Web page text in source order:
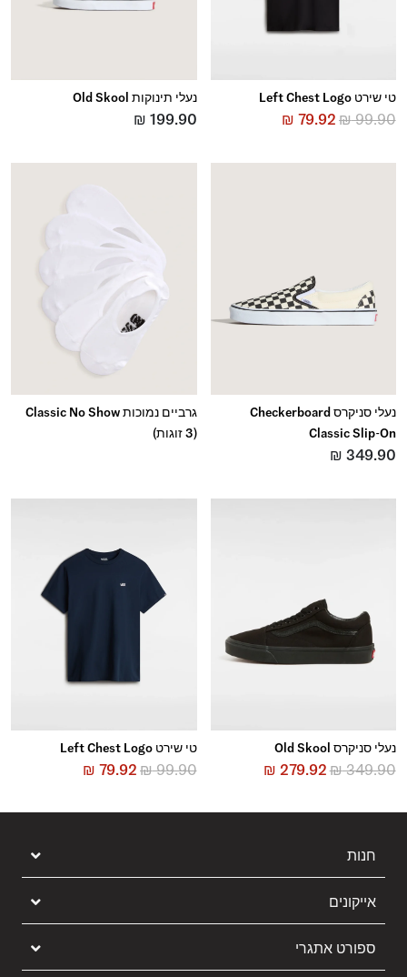
טי שירט Left Chest Logo
₪99.90
₪ 79.92
נעלי תינוקות Old Skool
₪ 199.90
נעלי סניקרס Checkerboard
Classic Slip-On
₪ 349.90
גרביים נמוכות Classic No Show
(3 זוגות)
נעלי סניקרס Old Skool
₪349.90
₪ 279.92
טי שירט Left Chest Logo
₪99.90
₪ 79.92
חנות
אייקונים
ספורט אתגרי